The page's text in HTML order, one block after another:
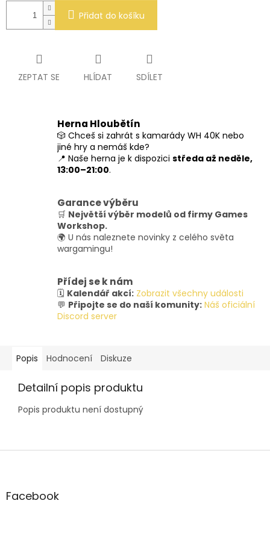
Přidat do košíku
ZEPTAT SE HLÍDAT SDÍLET
Herna Hloubětín
🎲 Chceš si zahrát s kamarády WH 40K nebo
jiné hry a nemáš kde?
📍 Naše herna je k dispozici středa až neděle,
13:00–21:00.
Garance výběru
🛒 Největší výběr modelů od firmy Games
Workshop.
🌍 U nás naleznete novinky z celého světa
wargamingu!
Přídej se k nám
🗓️ Kalendář akcí: Zobrazit všechny události
💬 Připojte se do naší komunity: Náš oficiální
Discord server
Popis Hodnocení Diskuze
Detailní popis produktu
Popis produktu není dostupný
Z
aFacebook